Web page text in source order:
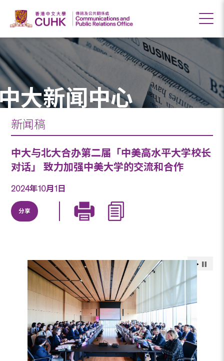
大新闻中心
新闻稿
中大与北大合办第二届「中美高水平大学校长
对话」 致力加强中美大学的交流和合作
2024年10月1日
分享